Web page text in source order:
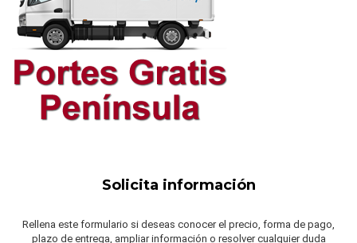
Solicita información
Rellena este formulario si deseas conocer el precio, forma de pago,
plazo de entrega, ampliar información o resolver cualquier duda